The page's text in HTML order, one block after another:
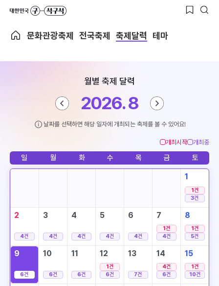
문화관광축제 전국축제 축제달력 테마
월별 축제 달력
2026. 8
날짜를 선택하면 해당 일자에 개최되는 축제를 볼 수 있어요!
개최시작 개최중
일 월 화 수 목 금 토
1
1건
3건
2
4건
3
4건
4
4건
5
4건
6
4건
7
1건
4건
8
1건
5건
9
6건
10
6건
11
6건
12
1건
6건
13
7건
14
4건
6건
15
1건
10건